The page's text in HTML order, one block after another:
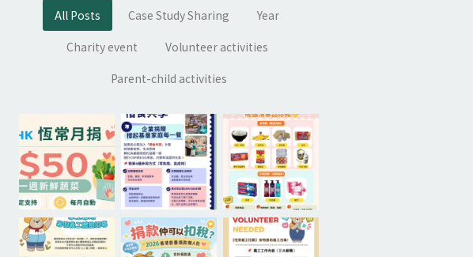
All Posts Case Study Sharing
Year
Charity event
Volunteer activities
Parent-child activities